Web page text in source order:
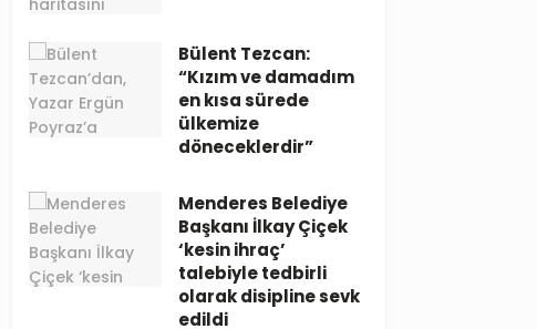
Bülent Tezcan:
“Kızım ve damadım
en kısa sürede
ülkemize
döneceklerdir”
Menderes Belediye
Başkanı İlkay Çiçek
‘kesin ihraç’
talebiyle tedbirli
olarak disipline sevk
edildi